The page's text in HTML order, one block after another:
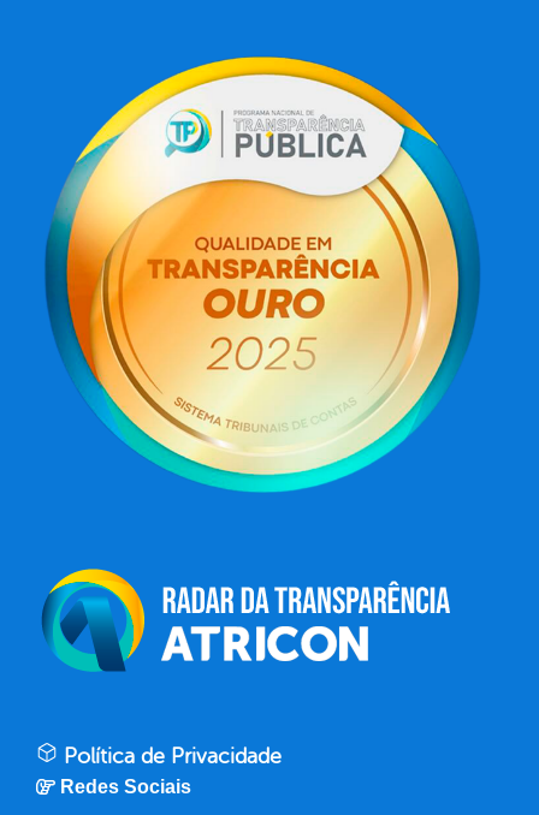
Política de Privacidade
Redes Sociais